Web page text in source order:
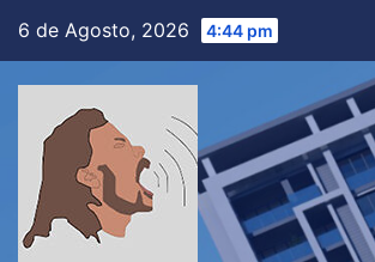
6 de Agosto, 2026 4:44 pm